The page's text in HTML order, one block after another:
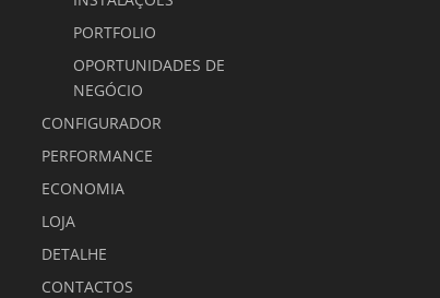
PORTFOLIO
OPORTUNIDADES DE
NEGÓCIO
CONFIGURADOR
PERFORMANCE
ECONOMIA
LOJA
DETALHE
CONTACTOS